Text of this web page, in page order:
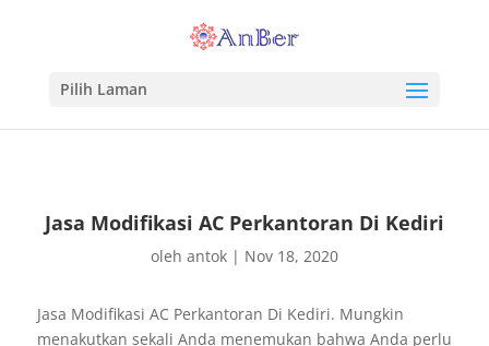
Pilih Laman
Jasa Modifikasi AC Perkantoran Di Kediri
oleh antok| Nov 18, 2020
Jasa Modifikasi AC Perkantoran Di Kediri. Mungkin
menakutkan sekali Anda menemukan bahwa Anda perlu